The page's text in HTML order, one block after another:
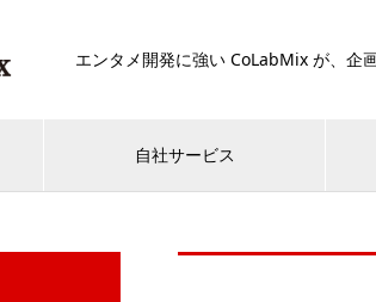
エンタメ開発に強い CoLabMix が、企
自社サービス